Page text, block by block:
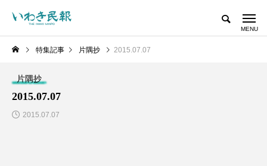
特集記事 片隅抄 2015.07.07
片隅抄
2015.07.07
2015.07.07